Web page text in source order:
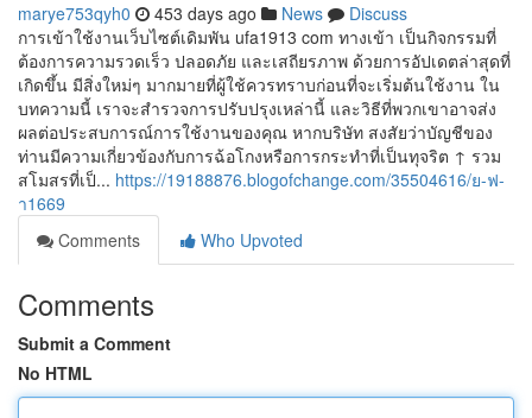
marye753qyh0 453 days ago News
Discuss
การเข้าใช้งานเว็บไซต์เดิมพัน ufa1913 com ทางเข้า เป็นกิจกรรมที่
ต้องการความรวดเร็ว ปลอดภัย และเสถียรภาพ ด้วยการอัปเดตล่าสุดที่
เกิดขึ้น มีสิ่งใหม่ๆ มากมายที่ผู้ใช้ควรทราบก่อนที่จะเริ่มต้นใช้งาน ใน
บทความนี้ เราจะสำรวจการปรับปรุงเหล่านี้ และวิธีที่พวกเขาอาจส่ง
ผลต่อประสบการณ์การใช้งานของคุณ หากบริษัท สงสัยว่าบัญชีของ
ท่านมีความเกี่ยวข้องกับการฉ้อโกงหรือการกระทำที่เป็นทุจริต ↑ รวม
สโมสรที่เป็... https://19188876.blogofchange.com/35504616/ย-ฟ-
า1669
Comments
Who Upvoted
Comments
Submit a Comment
No HTML